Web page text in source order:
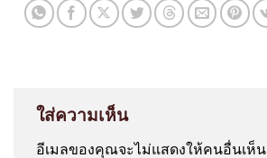
ใส่ความเห็น
อีเมลของคุณจะไม่แสดงให้คนอื่นเห็น